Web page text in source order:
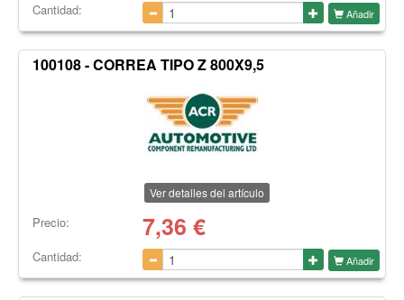
Cantidad: Añadir
100108 - CORREA TIPO Z 800X9,5
Ver detalles del artículo
Precio: 7,36 €
Cantidad: Añadir